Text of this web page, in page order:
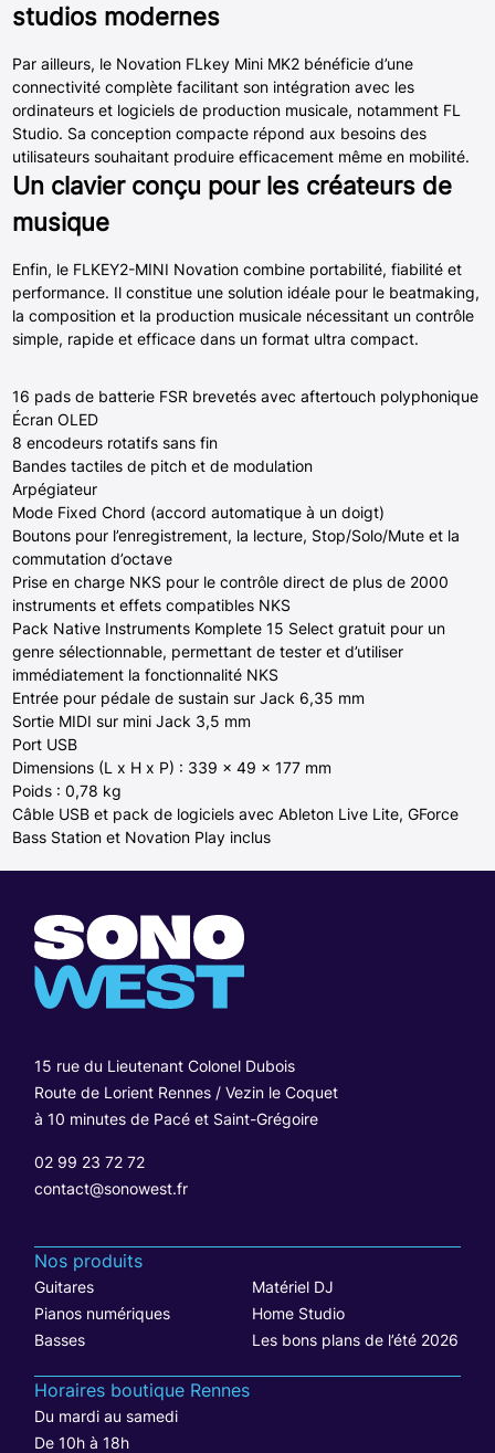
studios modernes
Par ailleurs, le Novation FLkey Mini MK2 bénéficie d’une
connectivité complète facilitant son intégration avec les
ordinateurs et logiciels de production musicale, notamment FL
Studio. Sa conception compacte répond aux besoins des
utilisateurs souhaitant produire efficacement même en mobilité.
Un clavier conçu pour les créateurs de
musique
Enfin, le FLKEY2-MINI Novation combine portabilité, fiabilité et
performance. Il constitue une solution idéale pour le beatmaking,
la composition et la production musicale nécessitant un contrôle
simple, rapide et efficace dans un format ultra compact.
16 pads de batterie FSR brevetés avec aftertouch polyphonique
Écran OLED
8 encodeurs rotatifs sans fin
Bandes tactiles de pitch et de modulation
Arpégiateur
Mode Fixed Chord (accord automatique à un doigt)
Boutons pour l’enregistrement, la lecture, Stop/Solo/Mute et la
commutation d’octave
Prise en charge NKS pour le contrôle direct de plus de 2000
instruments et effets compatibles NKS
Pack Native Instruments Komplete 15 Select gratuit pour un
genre sélectionnable, permettant de tester et d’utiliser
immédiatement la fonctionnalité NKS
Entrée pour pédale de sustain sur Jack 6,35 mm
Sortie MIDI sur mini Jack 3,5 mm
Port USB
Dimensions (L x H x P) : 339 x 49 x 177 mm
Poids : 0,78 kg
Câble USB et pack de logiciels avec Ableton Live Lite, GForce
Bass Station et Novation Play inclus
15 rue du Lieutenant Colonel Dubois
Route de Lorient Rennes / Vezin le Coquet
à 10 minutes de Pacé et Saint-Grégoire
02 99 23 72 72
contact@sonowest.fr
Nos produits
Guitares
Matériel DJ
Pianos numériques
Home Studio
Basses
Les bons plans de l’été 2026
Horaires boutique Rennes
Du mardi au samedi
De 10h à 18h